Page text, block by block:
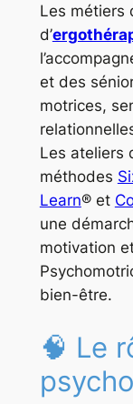
Les métiers
d’
et des
motrices,
Les ateliers
méthodes
Learn® et
une
motivation
bien-être.
🧠 Le